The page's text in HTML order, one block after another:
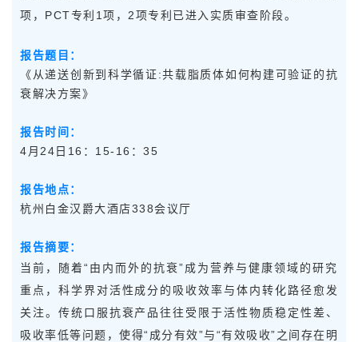
项，PCT专利1项，2项专利已进入实质审查阶段。
报告题 目 ：
《从递送创新到科学循证:共载脂质体如何构建可验证的抗
衰解决方案》
报告时间：
4月24日16：15-16：35
报告地点：
杭州白金汉爵大酒店338会议厅
报告摘要：
当前，随着“由内而外的抗衰”成为营养与健康领域的研究
重点，科学界对活性成分的吸收效率与体内转化路径愈发
关注。传统口服抗衰产品往往受限于活性物质稳定性差、
吸收率低等问题，使得“成分有效”与“有效吸收”之间存在明